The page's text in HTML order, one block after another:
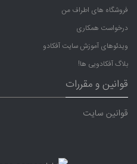
فروشگاه های اطراف من
درخواست همکاری
ویدئوهای آموزش سایت آفکادو
بلاگ آفکادویی ها!
قوانین و مقررات
قوانین سایت